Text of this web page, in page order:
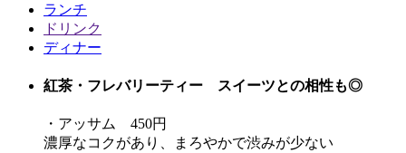
ランチ
ドリンク
ディナー
紅茶・フレバリーティー スイーツとの相性も◎
・アッサム 450円
濃厚なコクがあり、まろやかで渋みが少ない